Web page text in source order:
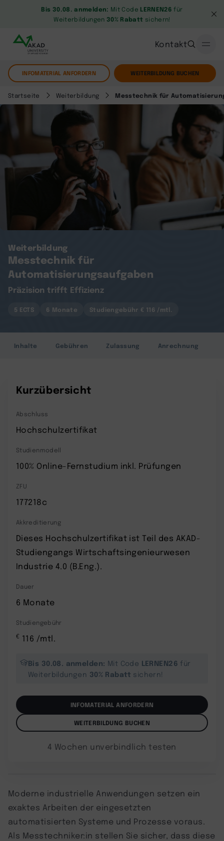
Bis 30.08. anmelden: Mit Code LERNEN26 für
Weiterbildungen 30% Rabatt sichern!
Kontakt
INFOMATERIAL ANFORDERN WEITERBILDUNG BUCHEN
Startseite Weiterbildung Messtechnik für
Weiterbildung
Messtechnik für
Automatisierungsaufgaben
Präzision trifft Effizienz
5 ECTS 6 Monate Studiengebühr € 116 /mtl.
Inhalte Gebühren Zulassung Anrechnung
Kurzübersicht
Abschluss
Hochschulzertifikat
Studienmodell
100% Online-Fernstudium inkl. Prüfungen
ZFU
177218c
Akkreditierung
Dieses Hochschulzertifikat ist Teil des AKAD-
Studiengangs Wirtschaftsingenieurwesen
Industrie 4.0 (B.Eng.).
Dauer
6 Monate
Studiengebühr
€ 116 /mtl.
Bis 30.08. anmelden: Mit Code LERNEN26 für
Weiterbildungen 30% Rabatt sichern!
INFOMATERIAL ANFORDERN
WEITERBILDUNG BUCHEN
4 Wochen unverbindlich testen
Moderne industrielle Anwendungen setzen ein
exaktes Arbeiten der eingesetzten
automatisierten Systeme und Prozesse voraus.
Als Messtechniker:in stellen Sie sicher, dass diese